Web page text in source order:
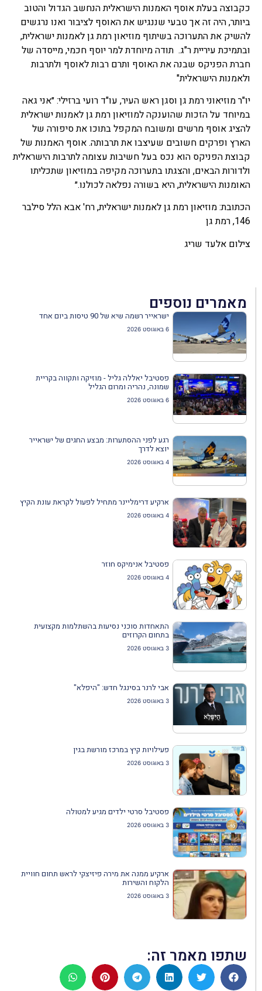
כקבוצה בעלת אוסף האמנות הישראלית הנחשב הגדול והטוב
ביותר, היה זה אך טבעי שננגיש את האוסף לציבור ואנו נרגשים
להשיק את התערוכה בשיתוף מוזיאון רמת גן לאמנות ישראלית,
ובתמיכת עיריית ר"ג. תודה מיוחדת למר יוסף חכמי, מייסדה של
חברת הפניקס שבנה את האוסף ותרם רבות לאוסף ולתרבות
ולאמנות הישראלית"
יו"ר מוזיאוני רמת גן וסגן ראש העיר, עו"ד רועי ברזילי: ״אני גאה
במיוחד על הזכות שהוענקה למוזיאון רמת גן לאמנות ישראלית
להציג אוסף מרשים ומשובח המקפל בתוכו את סיפורה של
הארץ ופרקים חשובים שעיצבו את תרבותה. אוסף האמנות של
קבוצת הפניקס הוא נכס בעל חשיבות עצומה לתרבות הישראלית
ולדורות הבאים, והצגתו בתערוכה מקיפה במוזיאון שתכליתו
האומנות הישראלית, היא בשורה נפלאה לכולנו.״
הכתובת: מוזיאון רמת גן לאמנות ישראלית, רח' אבא הלל סילבר
146, רמת גן
צילום אלעד שריג
מאמרים נוספים
ישראייר רשמה שיא של 90 טיסות ביום אחד
6 באוגוסט 2026
פסטיבל יאללה גליל - מוזיקה ותקווה בקריית
שמונה, נהריה ומרום הגליל
6 באוגוסט 2026
רגע לפני ההסתערות: מבצע החגים של ישראייר
יוצא לדרך
4 באוגוסט 2026
ארקיע דרימליינר מתחיל לפעול לקראת עונת הקיץ
4 באוגוסט 2026
פסטיבל אנימיקס חוזר
4 באוגוסט 2026
התאחדות סוכני נסיעות בהשתלמות מקצועית
בתחום הקרוזים
3 באוגוסט 2026
אבי לרנר בסינגל חדש: "היפלא"
3 באוגוסט 2026
פעילויות קיץ במרכז מורשת בגין
3 באוגוסט 2026
פסטיבל סרטי ילדים מגיע למטולה
3 באוגוסט 2026
ארקיע ממנה את מירה פיזיצקי לראש תחום חוויית
הלקוח והשירות
3 באוגוסט 2026
שתפו מאמר זה: